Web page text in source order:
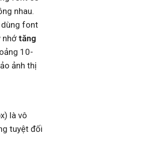
nhau.
dùng font
nhớ tăng
10-
ảnh thị
là vô
tuyệt đối